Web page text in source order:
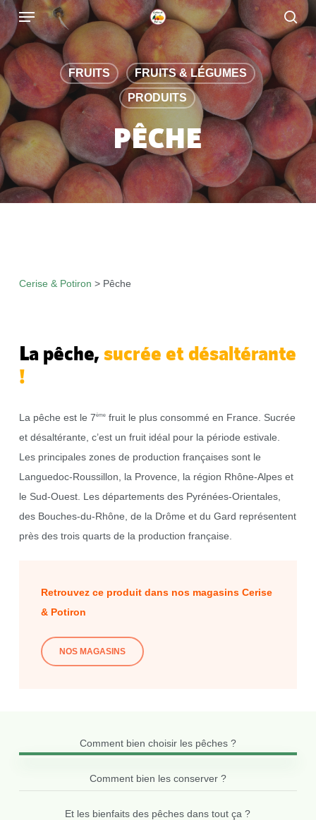
Skip
main
content
FRUITS FRUITS & LÉGUMES
PRODUITS
PÊCHE
Cerise & Potiron > Pêche
La pêche, sucrée et désaltérante
!
La pêche est le 7èmefruit le plus consommé en France. Sucrée
et désaltérante, c’est un fruit idéal pour la période estivale.
Les principales zones de production françaises sont le
Languedoc-Roussillon, la Provence, la région Rhône-Alpes et
le Sud-Ouest. Les départements des Pyrénées-Orientales,
des Bouches-du-Rhône, de la Drôme et du Gard représentent
près des trois quarts de la production française.
Retrouvez ce produit dans nos magasins Cerise
& Potiron
NOS MAGASINS
Comment bien choisir les pêches ?
Comment bien les conserver ?
Et les bienfaits des pêches dans tout ça ?